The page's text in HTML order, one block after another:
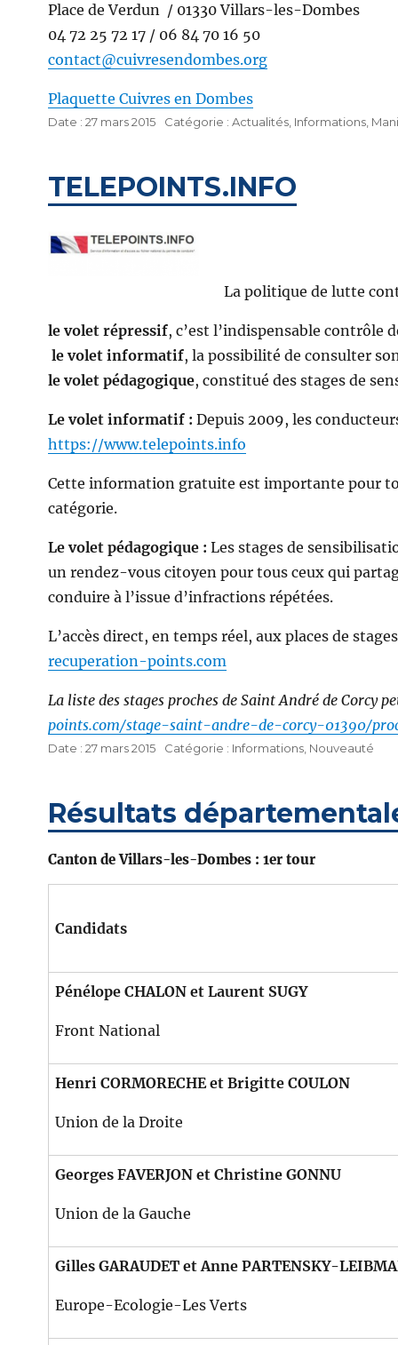
Place de Verdun / 01330 Villars-les-Dombes
04 72 25 72 17 / 06 84 70 16 50
contact@cuivresendombes.org
Plaquette Cuivres en Dombes
Publié
27 mars 2015 Catégories
Actualités, Informations,
TELEPOINTS.INFO
La politique de lutte
le volet répressif, c’est l’indispensable contrôle
le volet informatif, la possibilité de consulter
le volet pédagogique, constitué des stages de
Le volet informatif : Depuis 2009, les
https://www.telepoints.info
Cette information gratuite est importante pour
catégorie.
Le volet pédagogique : Les stages de
un rendez-vous citoyen pour tous ceux qui
conduire à l’issue d’infractions répétées.
L’accès direct, en temps réel, aux places de
recuperation-points.com
La liste des stages proches de Saint André de Corcy
points.com/stage-saint-andre-de-corcy-01390/
Publié
27 mars 2015 Catégories
Informations, Nouveauté
Résultats
Canton de Villars-les-Dombes : 1er tour
Candidats
Pénélope CHALON et Laurent SUGY
Front National
Henri CORMORECHE et Brigitte COULON
Union de la Droite
Georges FAVERJON et Christine GONNU
Union de la Gauche
Gilles GARAUDET et Anne PARTENSKY-
Europe-Ecologie-Les Verts